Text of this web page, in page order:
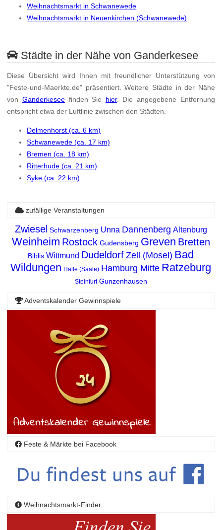
Weihnachtsmarkt in Schwanewede
Weihnachtsmarkt in Neuenkirchen (Schwanewede)
Städte in der Nähe von Ganderkesee
Diese Übersicht wird Ihnen mit freundlicher Unterstützung von
"Feste-und-Maerkte.de" präsentiert. Weitere Städte in der Nähe
von Ganderkeseefinden Sie hier. Die angegebene Entfernung
entspricht etwa der Luftlinie zwischen den Städten.
Delmenhorst (ca. 6 km)
Schwanewede (ca. 17 km)
Bremen (ca. 18 km)
Ritterhude (ca. 21 km)
Syke (ca. 22 km)
zufällige Veranstaltungen
Zwiesel Schwarzenberg Unna Dannenberg Altenburg
Weinheim Rostock Gudensberg Greven Bretten
Biblis Wittmund Dudeldorf Zell (Mosel) Bad
Wildungen Halle (Saale) Hamburg Mitte Ratzeburg
Steinfurt Gunzenhausen
Adventskalender Gewinnspiele
Feste & Märkte bei Facebook
Weihnachtsmarkt-Finder